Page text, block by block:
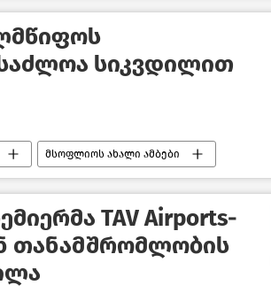
სიკვდილით
მსოფლიოს ახალი ამბები
TAV Airports-
თანამშრომლობის